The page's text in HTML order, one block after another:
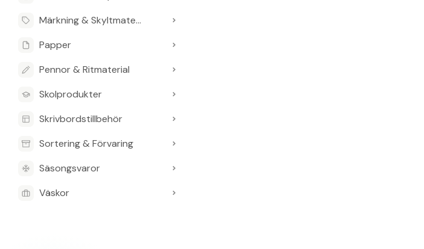
Märkning & Skyltmaterial
Papper
Pennor & Ritmaterial
Skolprodukter
Skrivbordstillbehör
Sortering & Förvaring
Säsongsvaror
Väskor